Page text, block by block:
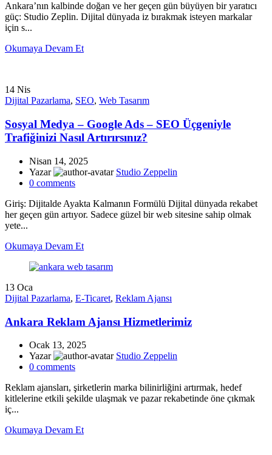
Ankara’nın kalbinde doğan ve her geçen gün büyüyen bir yaratıcı
güç: Studio Zeplin. Dijital dünyada iz bırakmak isteyen markalar
için s...
Okumaya Devam Et
14 Nis
Dijital Pazarlama, SEO, Web Tasarım
Sosyal Medya – Google Ads – SEO Üçgeniyle
Trafiğinizi Nasıl Artırırsınız?
Nisan 14, 2025
Yazar
Studio Zeppelin
0 comments
Giriş: Dijitalde Ayakta Kalmanın Formülü Dijital dünyada rekabet
her geçen gün artıyor. Sadece güzel bir web sitesine sahip olmak
yete...
Okumaya Devam Et
13 Oca
Dijital Pazarlama, E-Ticaret, Reklam Ajansı
Ankara Reklam Ajansı Hizmetlerimiz
Ocak 13, 2025
Yazar
Studio Zeppelin
0 comments
Reklam ajansları, şirketlerin marka bilinirliğini artırmak, hedef
kitlelerine etkili şekilde ulaşmak ve pazar rekabetinde öne çıkmak
iç...
Okumaya Devam Et